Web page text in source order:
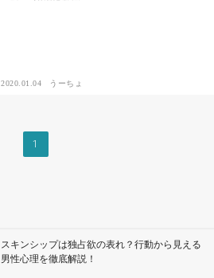
2020.01.04 うーちょ
1
スキンシップは独占欲の表れ？行動から見える
男性心理を徹底解説！